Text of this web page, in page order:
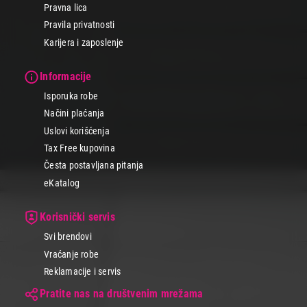
Pravna lica
Pravila privatnosti
Karijera i zaposlenje
Informacije
Isporuka robe
Načini plaćanja
Uslovi korišćenja
Tax Free kupovina
Česta postavljana pitanja
eKatalog
Korisnički servis
Svi brendovi
Vraćanje robe
Reklamacije i servis
Pratite nas na društvenim mrežama